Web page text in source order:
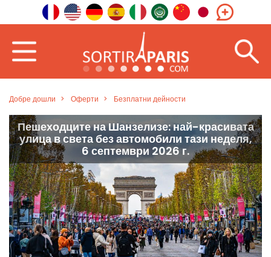
Добре дошли Оферти Безплатни дейности
Градината „Клер Моте“, тайнствен парк (с
детска площадка) в 17-и район.